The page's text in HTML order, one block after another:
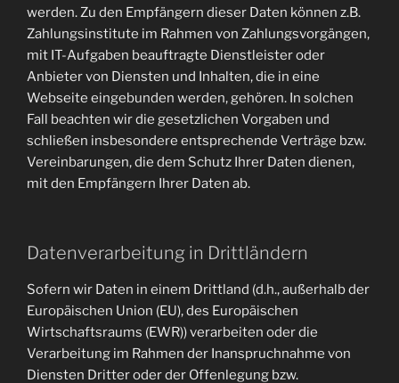
werden. Zu den Empfängern dieser Daten können z.B.
Zahlungsinstitute im Rahmen von Zahlungsvorgängen,
mit IT-Aufgaben beauftragte Dienstleister oder
Anbieter von Diensten und Inhalten, die in eine
Webseite eingebunden werden, gehören. In solchen
Fall beachten wir die gesetzlichen Vorgaben und
schließen insbesondere entsprechende Verträge bzw.
Vereinbarungen, die dem Schutz Ihrer Daten dienen,
mit den Empfängern Ihrer Daten ab.
Datenverarbeitung in Drittländern
Sofern wir Daten in einem Drittland (d.h., außerhalb der
Europäischen Union (EU), des Europäischen
Wirtschaftsraums (EWR)) verarbeiten oder die
Verarbeitung im Rahmen der Inanspruchnahme von
Diensten Dritter oder der Offenlegung bzw.